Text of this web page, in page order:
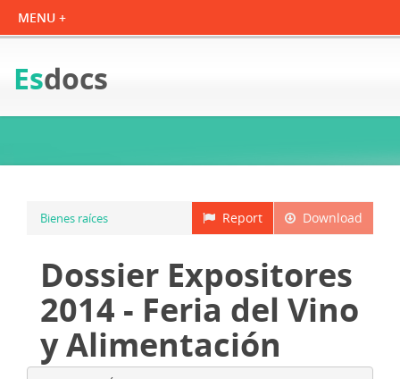
Esdocs
Download
Report
Bienes raíces
Dossier Expositores
2014 - Feria del Vino
y Alimentación